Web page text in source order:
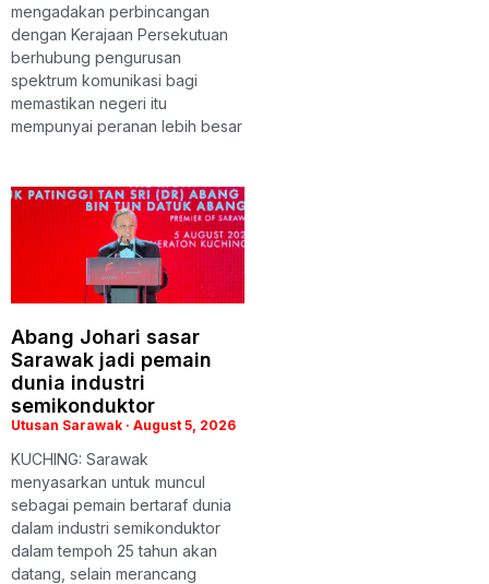
mengadakan perbincangan
dengan Kerajaan Persekutuan
berhubung pengurusan
spektrum komunikasi bagi
memastikan negeri itu
mempunyai peranan lebih besar
Abang Johari sasar
Sarawak jadi pemain
dunia industri
semikonduktor
Utusan Sarawak August 5, 2026
KUCHING: Sarawak
menyasarkan untuk muncul
sebagai pemain bertaraf dunia
dalam industri semikonduktor
dalam tempoh 25 tahun akan
datang, selain merancang